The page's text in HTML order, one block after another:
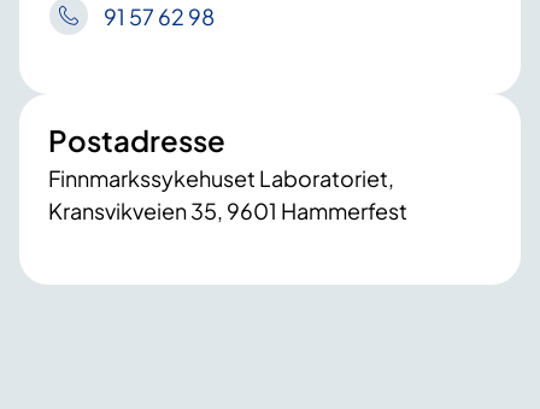
91 57 62 98
Postadresse
Finnmarkssykehuset Laboratoriet,
Kransvikveien 35, 9601 Hammerfest